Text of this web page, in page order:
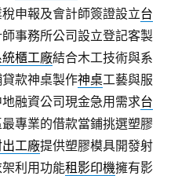
申報及會計師簽證設立台
事務所公司設立登記客製
統櫃工廠結合木工技術與系
款神桌製作神桌工藝與服
融資公司現金急用需求台
專業的借款當鋪挑選塑膠
工廠提供塑膠模具開發射
利用功能租影印機擁有影